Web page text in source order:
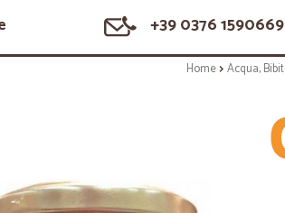
+39 0376 1590669
Home